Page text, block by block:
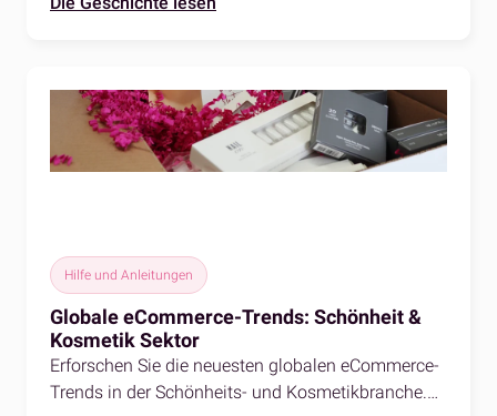
Hilfe und Anleitungen
Globale eCommerce-Trends: Schönheit &
Kosmetik Sektor
Erforschen Sie die neuesten globalen eCommerce-
Trends in der Schönheits- und Kosmetikbranche.